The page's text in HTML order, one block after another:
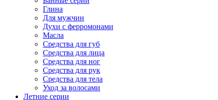
Глина
Для мужчин
Духи с ферромонами
Масла
Средства для губ
Средства для лица
Средства для ног
Средства для рук
Средства для тела
Уход за волосами
Летние серии